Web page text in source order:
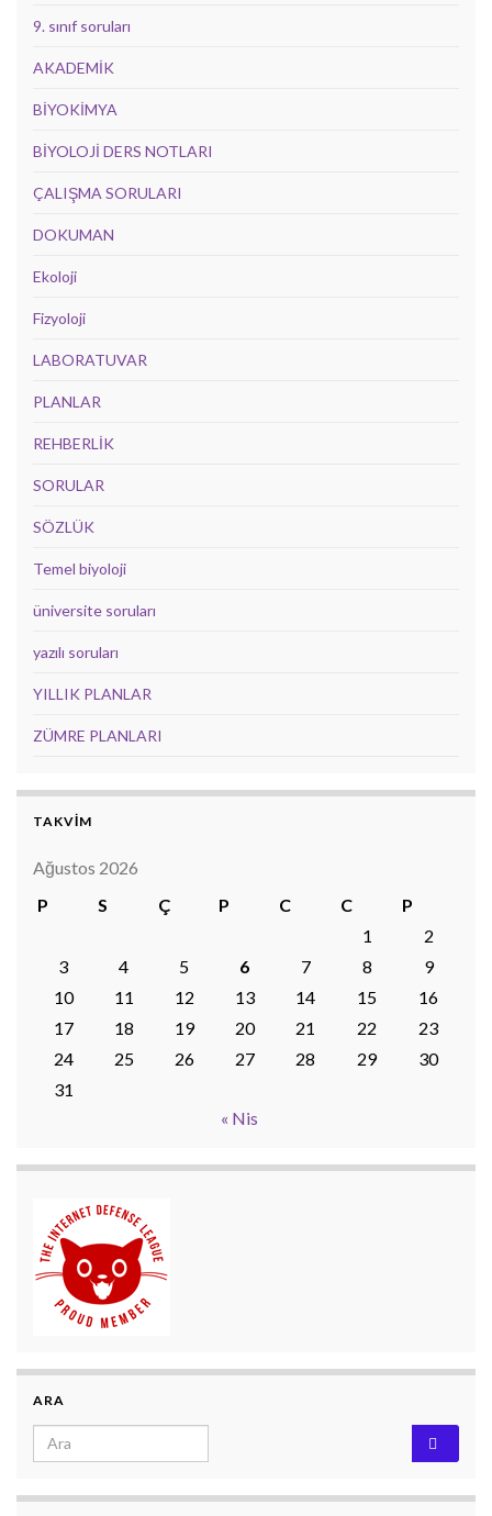
9. sınıf soruları
AKADEMİK
BİYOKİMYA
BİYOLOJİ DERS NOTLARI
ÇALIŞMA SORULARI
DOKUMAN
Ekoloji
Fizyoloji
LABORATUVAR
PLANLAR
REHBERLİK
SORULAR
SÖZLÜK
Temel biyoloji
üniversite soruları
yazılı soruları
YILLIK PLANLAR
ZÜMRE PLANLARI
TAKVİM
Ağustos 2026
P
S Ç P C C
P
1
2
3
4 5 6 7 8
9
10
11 12 13 14 15
16
17
18 19 20 21 22
23
24
25 26 27 28 29
30
31
« Nis
ARA
Search for: